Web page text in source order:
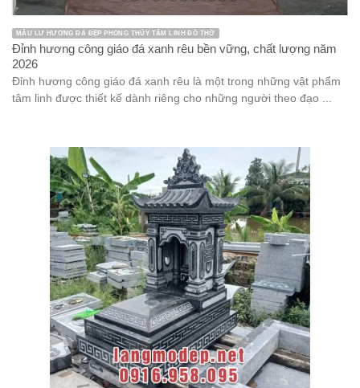
MẪU LƯ HƯƠNG ĐÁ ĐẸP PHONG THỦY TÂM LINH ĐỒ THỜ
Đỉnh hương công giáo đá xanh rêu bền vững, chất lượng năm
2026
Đỉnh hương công giáo đá xanh rêu là một trong những vật phẩm
tâm linh được thiết kế dành riêng cho những người theo đạo ...